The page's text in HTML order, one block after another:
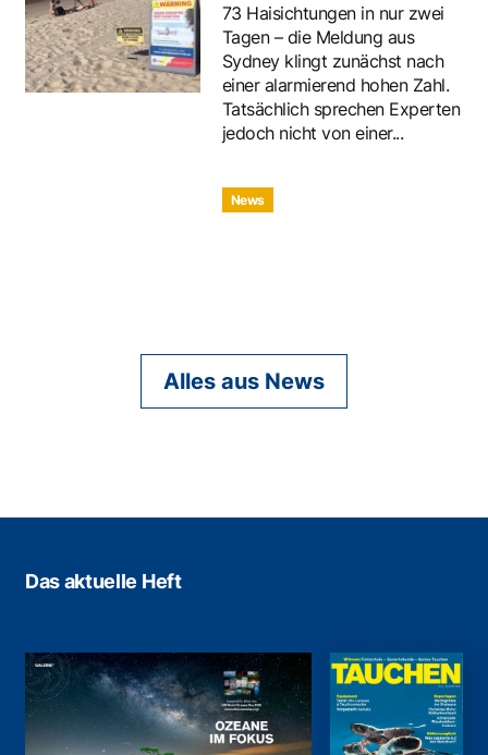
73 Haisichtungen in nur zwei
Tagen – die Meldung aus
Sydney klingt zunächst nach
einer alarmierend hohen Zahl.
Tatsächlich sprechen Experten
jedoch nicht von einer...
News
Alles aus News
Das aktuelle Heft